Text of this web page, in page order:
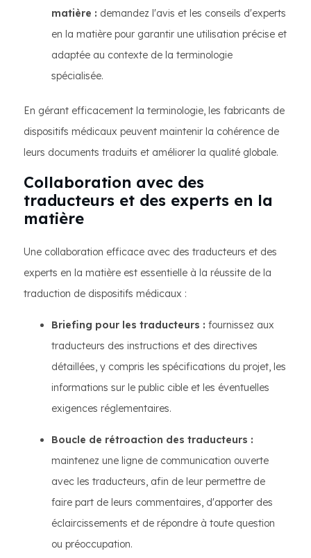
matière : demandez l'avis et les conseils d'experts
en la matière pour garantir une utilisation précise et
adaptée au contexte de la terminologie
spécialisée.
En gérant efficacement la terminologie, les fabricants de
dispositifs médicaux peuvent maintenir la cohérence de
leurs documents traduits et améliorer la qualité globale.
Collaboration avec des
traducteurs et des experts en la
matière
Une collaboration efficace avec des traducteurs et des
experts en la matière est essentielle à la réussite de la
traduction de dispositifs médicaux :
Briefing pour les traducteurs : fournissez aux
traducteurs des instructions et des directives
détaillées, y compris les spécifications du projet, les
informations sur le public cible et les éventuelles
exigences réglementaires.
Boucle de rétroaction des traducteurs :
maintenez une ligne de communication ouverte
avec les traducteurs, afin de leur permettre de
faire part de leurs commentaires, d'apporter des
éclaircissements et de répondre à toute question
ou préoccupation.